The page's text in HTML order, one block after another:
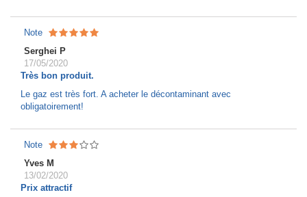
Note
Serghei P
17/05/2020
Très bon produit.
Le gaz est très fort. A acheter le décontaminant avec
obligatoirement!
Note
Yves M
13/02/2020
Prix attractif